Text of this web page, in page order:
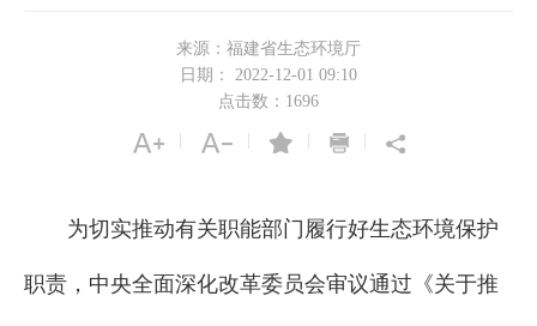
来源：福建省生态环境厅
日期： 2022-12-01 09:10
点击数： 1696
为切实推动有关职能部门履行好生态环境保护
职责，中央全面深化改革委员会审议通过《关于推